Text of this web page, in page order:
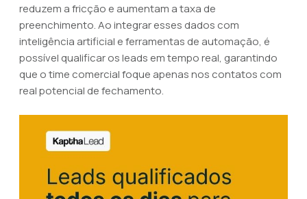
reduzem a fricção e aumentam a taxa de
preenchimento. Ao integrar esses dados com
inteligência artificial e ferramentas de automação, é
possível qualificar os leads em tempo real, garantindo
que o time comercial foque apenas nos contatos com
real potencial de fechamento.